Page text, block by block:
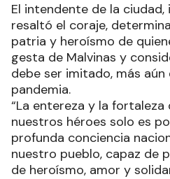
El intendente de la
resaltó el coraje,
patria y heroísmo de
gesta de Malvinas y
debe ser imitado, más
pandemia.
“La entereza y la
nuestros héroes solo es
profunda conciencia
nuestro pueblo, capaz de
de heroísmo, amor y